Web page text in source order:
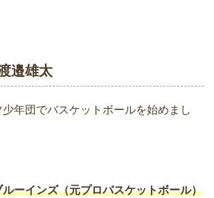
邉雄太
年団でバスケットボールを始めまし
ーインズ（元プロバスケットボール）